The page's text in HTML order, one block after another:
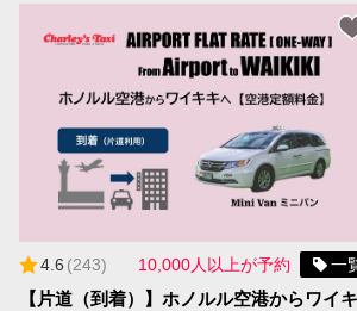
4.6 (243) 10,000人以上が予約 一
【片道（到着）】ホノルル空港からワイ